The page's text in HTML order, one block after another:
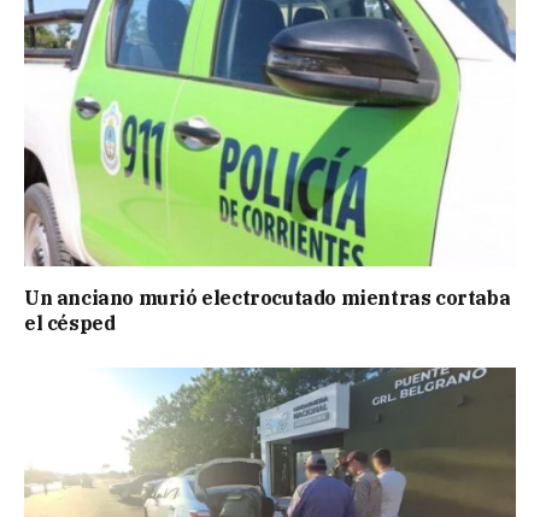
Un anciano murió electrocutado mientras cortaba
el césped